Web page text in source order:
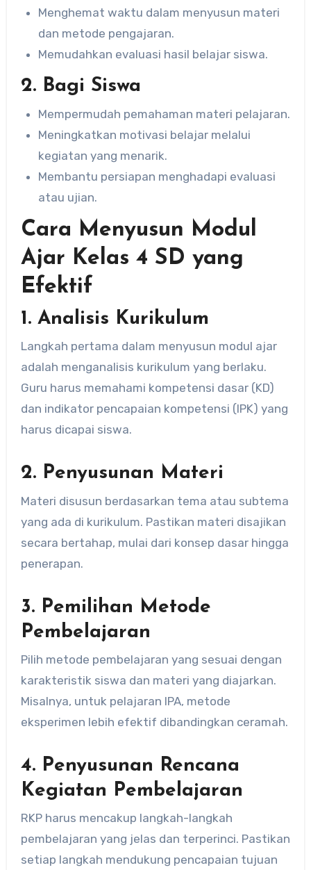
Menghemat waktu dalam menyusun materi
dan metode pengajaran.
Memudahkan evaluasi hasil belajar siswa.
2. Bagi Siswa
Mempermudah pemahaman materi pelajaran.
Meningkatkan motivasi belajar melalui
kegiatan yang menarik.
Membantu persiapan menghadapi evaluasi
atau ujian.
Cara Menyusun Modul
Ajar Kelas 4 SD yang
Efektif
1. Analisis Kurikulum
Langkah pertama dalam menyusun modul ajar
adalah menganalisis kurikulum yang berlaku.
Guru harus memahami kompetensi dasar (KD)
dan indikator pencapaian kompetensi (IPK) yang
harus dicapai siswa.
2. Penyusunan Materi
Materi disusun berdasarkan tema atau subtema
yang ada di kurikulum. Pastikan materi disajikan
secara bertahap, mulai dari konsep dasar hingga
penerapan.
3. Pemilihan Metode
Pembelajaran
Pilih metode pembelajaran yang sesuai dengan
karakteristik siswa dan materi yang diajarkan.
Misalnya, untuk pelajaran IPA, metode
eksperimen lebih efektif dibandingkan ceramah.
4. Penyusunan Rencana
Kegiatan Pembelajaran
RKP harus mencakup langkah-langkah
pembelajaran yang jelas dan terperinci. Pastikan
setiap langkah mendukung pencapaian tujuan